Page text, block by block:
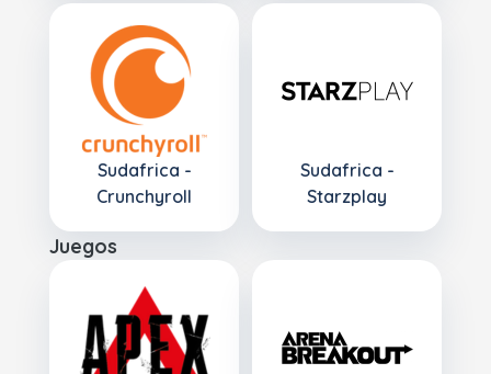
Sudafrica -
Crunchyroll
Sudafrica -
Starzplay
Juegos